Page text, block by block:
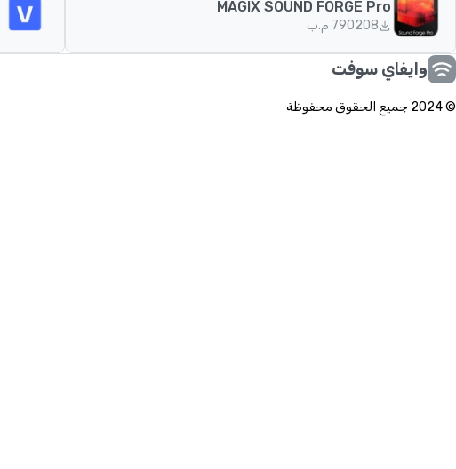
MAGIX SOUND FORGE Pro
208790 م.ب
وايفاي سوفت
© 2024 جميع الحقوق محفوظة